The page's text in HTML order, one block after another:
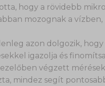
hogy a rövidebb
mozognak a
azon dolgozik,
igazolja és
végzett
mindez segít